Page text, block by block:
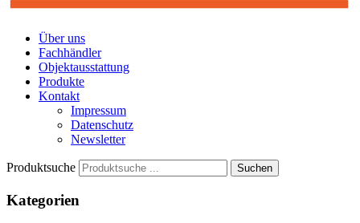
Über uns
Fachhändler
Objektausstattung
Produkte
Kontakt
Impressum
Datenschutz
Newsletter
Produktsuche
Kategorien